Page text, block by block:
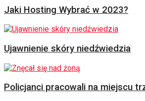
Jaki Hosting Wybrać w 2023?
Ujawnienie skóry niedźwiedzia
Policjanci pracowali na miejscu